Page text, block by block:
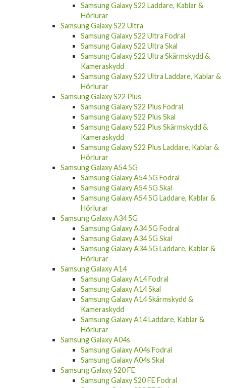
Samsung Galaxy S22 Laddare, Kablar &
Hörlurar
Samsung Galaxy S22 Ultra
Samsung Galaxy S22 Ultra Fodral
Samsung Galaxy S22 Ultra Skal
Samsung Galaxy S22 Ultra Skärmskydd &
Kameraskydd
Samsung Galaxy S22 Ultra Laddare, Kablar &
Hörlurar
Samsung Galaxy S22 Plus
Samsung Galaxy S22 Plus Fodral
Samsung Galaxy S22 Plus Skal
Samsung Galaxy S22 Plus Skärmskydd &
Kameraskydd
Samsung Galaxy S22 Plus Laddare, Kablar &
Hörlurar
Samsung Galaxy A54 5G
Samsung Galaxy A54 5G Fodral
Samsung Galaxy A54 5G Skal
Samsung Galaxy A54 5G Laddare, Kablar &
Hörlurar
Samsung Galaxy A34 5G
Samsung Galaxy A34 5G Fodral
Samsung Galaxy A34 5G Skal
Samsung Galaxy A34 5G Laddare, Kablar &
Hörlurar
Samsung Galaxy A14
Samsung Galaxy A14 Fodral
Samsung Galaxy A14 Skal
Samsung Galaxy A14 Skärmskydd &
Kameraskydd
Samsung Galaxy A14 Laddare, Kablar &
Hörlurar
Samsung Galaxy A04s
Samsung Galaxy A04s Fodral
Samsung Galaxy A04s Skal
Samsung Galaxy S20 FE
Samsung Galaxy S20 FE Fodral